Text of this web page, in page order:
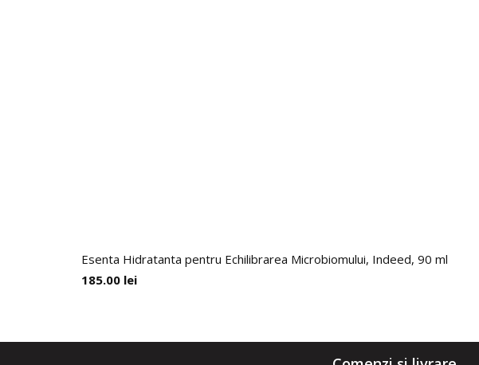
Esenta Hidratanta pentru Echilibrarea Microbiomului, Indeed, 90 ml
185.00 lei